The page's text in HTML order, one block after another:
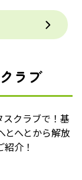
ラブ
クラブで！基
とへとから解放
介！